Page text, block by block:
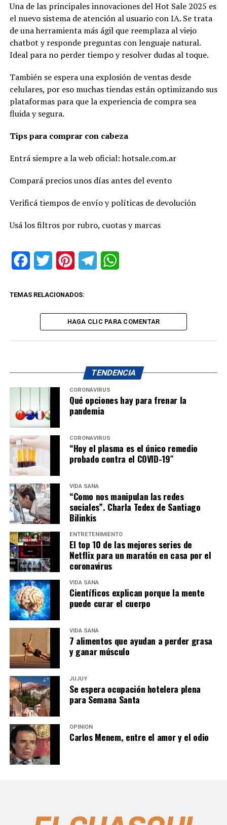
Una de las principales innovaciones del Hot Sale 2025 es
el nuevo sistema de atención al usuario con IA. Se trata
de una herramienta más ágil que reemplaza al viejo
chatbot y responde preguntas con lenguaje natural.
Ideal para no perder tiempo y resolver dudas al toque.
También se espera una explosión de ventas desde
celulares, por eso muchas tiendas están optimizando sus
plataformas para que la experiencia de compra sea
fluida y segura.
Tips para comprar con cabeza
Entrá siempre a la web oficial: hotsale.com.ar
Compará precios unos días antes del evento
Verificá tiempos de envío y políticas de devolución
Usá los filtros por rubro, cuotas y marcas
FacebookTwitter PinterestTelegram
TEMAS RELACIONADOS:
HAGA CLIC PARA COMENTAR
TENDENCIA
CORONAVIRUS
Qué opciones hay para frenar la
pandemia
CORONAVIRUS
“Hoy el plasma es el único remedio
probado contra el COVID-19″
VIDA SANA
“Como nos manipulan las redes
sociales”. Charla Tedex de Santiago
Bilinkis
ENTRETENIMIENTO
El top 10 de las mejores series de
Netflix para un maratón en casa por el
coronavirus
VIDA SANA
Científicos explican porque la mente
puede curar el cuerpo
VIDA SANA
7 alimentos que ayudan a perder grasa
y ganar músculo
JUJUY
Se espera ocupación hotelera plena
para Semana Santa
OPINIÓN
Carlos Menem, entre el amor y el odio